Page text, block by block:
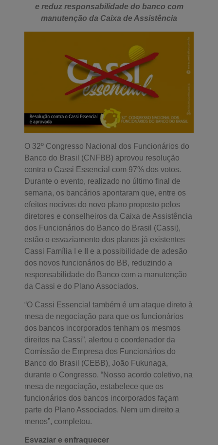
e reduz responsabilidade do banco com
manutenção da Caixa de Assistência
O 32º Congresso Nacional dos Funcionários do
Banco do Brasil (CNFBB) aprovou resolução
contra o Cassi Essencial com 97% dos votos.
Durante o evento, realizado no último final de
semana, os bancários apontaram que, entre os
efeitos nocivos do novo plano proposto pelos
diretores e conselheiros da Caixa de Assistência
dos Funcionários do Banco do Brasil (Cassi),
estão o esvaziamento dos planos já existentes
Cassi Família I e II e a possibilidade de adesão
dos novos funcionários do BB, reduzindo a
responsabilidade do Banco com a manutenção
da Cassi e do Plano Associados.
“O Cassi Essencial também é um ataque direto à
mesa de negociação para que os funcionários
dos bancos incorporados tenham os mesmos
direitos na Cassi”, alertou o coordenador da
Comissão de Empresa dos Funcionários do
Banco do Brasil (CEBB), João Fukunaga,
durante o Congresso. “Nosso acordo coletivo, na
mesa de negociação, estabelece que os
funcionários dos bancos incorporados façam
parte do Plano Associados. Nem um direito a
menos”, completou.
Esvaziar e enfraquecer